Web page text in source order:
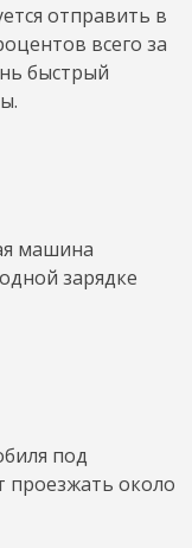
отправить в
всего за
быстрый
машина
зарядке
под
проезжать около